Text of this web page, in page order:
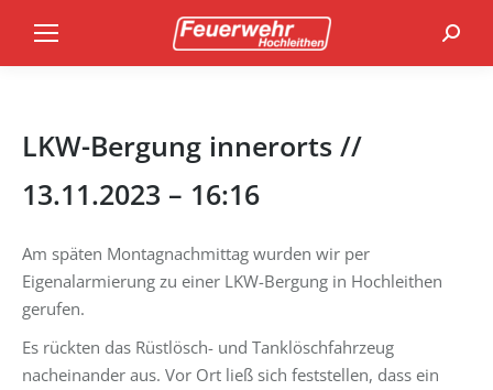
LKW-Bergung innerorts //
13.11.2023 – 16:16
Am späten Montagnachmittag wurden wir per
Eigenalarmierung zu einer LKW-Bergung in Hochleithen
gerufen.
Es rückten das Rüstlösch- und Tanklöschfahrzeug
nacheinander aus. Vor Ort ließ sich feststellen, dass ein